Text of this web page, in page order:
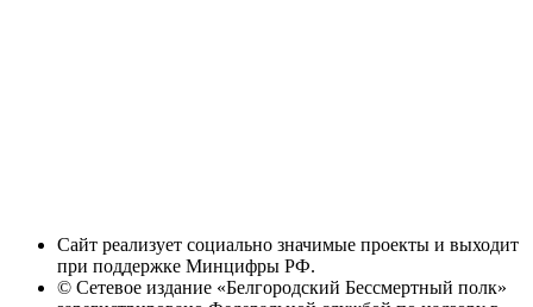
Сайт реализует социально значимые проекты и выходит
при поддержке Минцифры РФ.
© Сетевое издание «Белгородский Бессмертный полк»